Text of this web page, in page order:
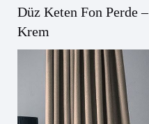
Düz Keten Fon Perde
Krem